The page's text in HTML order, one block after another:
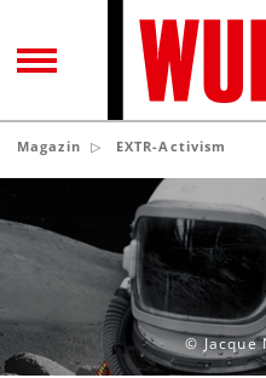
TOGGLE
Magazin EXTR-Activism
EXTR-
Activism
© Jacque